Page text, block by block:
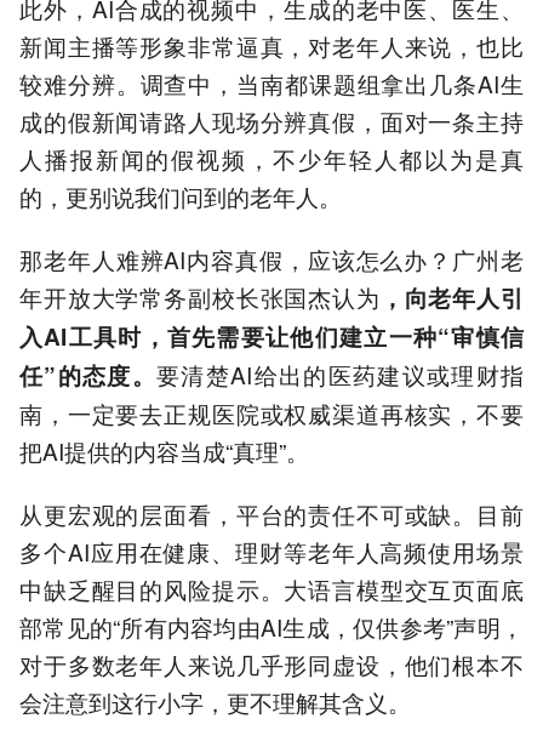
此外，AI合成的视频中，生成的老中医、医生、
新闻主播等形象非常逼真，对老年人来说，也比
较难分辨。调查中，当南都课题组拿出几条AI生
成的假新闻请路人现场分辨真假，面对一条主持
人播报新闻的假视频，不少年轻人都以为是真
的，更别说我们问到的老年人。
那老年人难辨AI内容真假，应该怎么办？广州老
年开放大学常务副校长张国杰认为 ，向老年人引
入AI工具时，首先需要让他们建立一种“审慎信
任”的态度。要清楚AI给出的医药建议或理财指
南，一定要去正规医院或权威渠道再核实，不要
把AI提供的内容当成“真理”。
从更宏观的层面看，平台的责任不可或缺。目前
多个AI应用在健康、理财等老年人高频使用场景
中缺乏醒目的风险提示。大语言模型交互页面底
部常见的“所有内容均由AI生成，仅供参考”声明，
对于多数老年人来说几乎形同虚设，他们根本不
会注意到这行小字，更不理解其含义。